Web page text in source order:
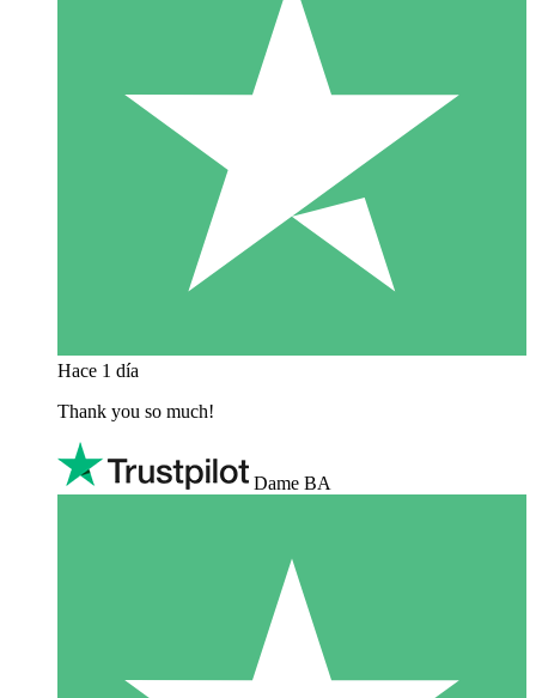
Hace 1 día
Thank you so much!
Dame BA